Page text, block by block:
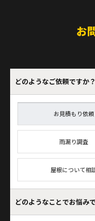
お
どのようなご依頼ですか？
お見積もり依頼
雨漏り調査
屋根について相
どのようなことでお悩み